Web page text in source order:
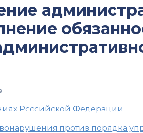
Российской Федерации
против порядка